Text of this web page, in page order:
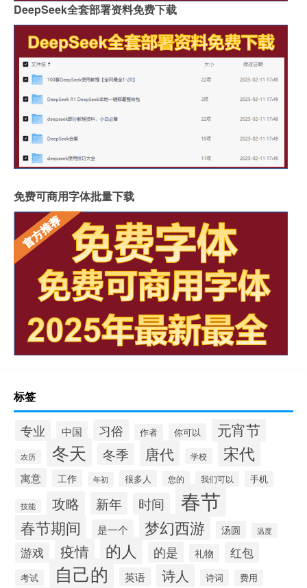
DeepSeek全套部署资料免费下载
免费可商用字体批量下载
标签
专业 中国 习俗 作者 你可以 元宵节
农历 冬天 冬季 唐代 学校 宋代
寓意 工作 年初 很多人 您的 我们可以 手机
技能 攻略 新年 时间 春节
春节期间 是一个 梦幻西游 汤圆 温度
游戏 疫情 的人 的是 礼物 红包
考试 自己的 英语 诗人 诗词 费用